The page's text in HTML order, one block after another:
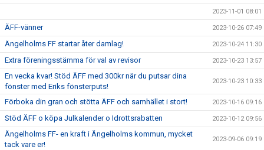
2023-11-01 08:01
ÄFF-vänner 2023-10-26 07:49
Ängelholms FF startar åter damlag! 2023-10-24 11:30
Extra föreningsstämma för val av revisor 2023-10-23 13:57
En vecka kvar! Stöd ÄFF med 300kr när du putsar dina
fönster med Eriks fönsterputs!
2023-10-23 10:33
Förboka din gran och stötta ÄFF och samhället i stort! 2023-10-16 09:16
Stöd ÄFF o köpa Julkalender o Idrottsrabatten 2023-10-12 09:56
Ängelholms FF- en kraft i Ängelholms kommun, mycket
tack vare er!
2023-09-06 09:19